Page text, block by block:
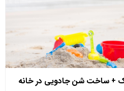
+ ساخت شن جادویی در خانه